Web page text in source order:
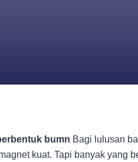
bumn Bagi lulusan
kuat. Tapi banyak yang